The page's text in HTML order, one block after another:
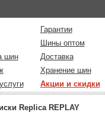
Гарантии
Шины оптом
шин
Доставка
Хранение шин
Акции и скидки
Replica REPLAY